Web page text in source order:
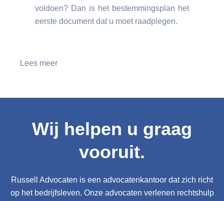
voldoen? Dan is het bestemmingsplan het
eerste document dat u moet raadplegen.
Lees meer
Wij helpen u graag
vooruit.
Russell Advocaten is een advocatenkantoor dat zich richt
op het bedrijfsleven. Onze advocaten verlenen rechtshulp